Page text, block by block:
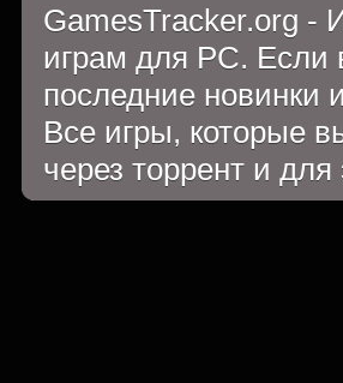
GamesTracker.org -
играм для PC. Если
последние новинки
Все игры, которые
через торрент и